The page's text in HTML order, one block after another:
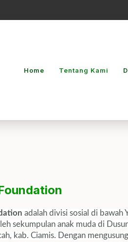
Home Tentang Kami
adalah divisi sosial di bawah
sekumpulan anak muda di
kab. Ciamis. Dengan